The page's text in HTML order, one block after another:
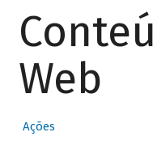
Web
Ações